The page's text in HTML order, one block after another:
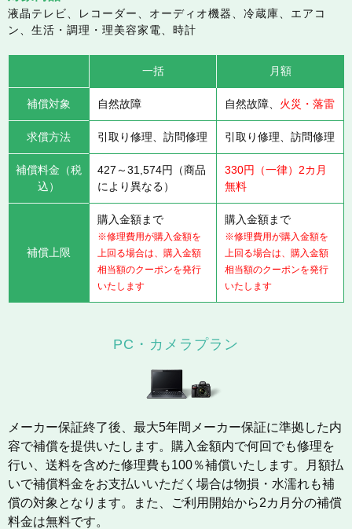
液晶テレビ、レコーダー、オーディオ機器、冷蔵庫、エアコ
ン、生活・調理・理美容家電、時計
一括 月額
補償対象 自然故障 自然故障、 火災・落雷
求償方法 引取り修理、訪問修理 引取り修理、訪問修理
補償料金（税
込）
427～31,574円（商品
により異なる）
330円（一律）2カ月
無料
補償上限
購入金額まで
※修理費用が購入金額を
上回る場合は、購入金額
相当額のクーポンを発行
いたします
購入金額まで
※修理費用が購入金額を
上回る場合は、購入金額
相当額のクーポンを発行
いたします
PC・カメラプラン
メーカー保証終了後、最大5年間メーカー保証に準拠した内
容で補償を提供いたします。購入金額内で何回でも修理を
行い、送料を含めた修理費も100％補償いたします。月額払
いで補償料金をお支払いいただく場合は物損・水濡れも補
償の対象となります。また、ご利用開始から2カ月分の補償
料金は無料です。